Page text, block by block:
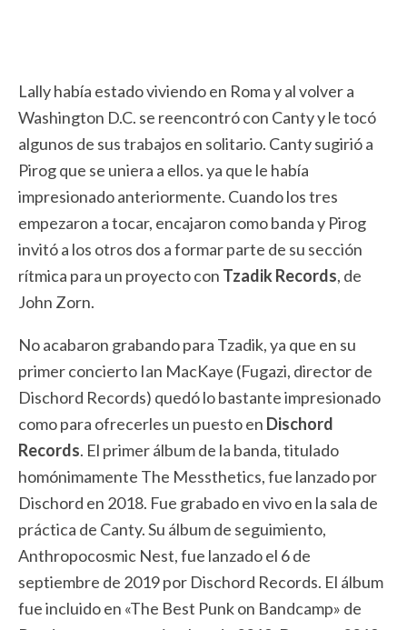
Lally había estado viviendo en Roma y al volver a
Washington D.C. se reencontró con Canty y le tocó
algunos de sus trabajos en solitario. Canty sugirió a
Pirog que se uniera a ellos. ya que le había
impresionado anteriormente. Cuando los tres
empezaron a tocar, encajaron como banda y Pirog
invitó a los otros dos a formar parte de su sección
rítmica para un proyecto con Tzadik Records, de
John Zorn.
No acabaron grabando para Tzadik, ya que en su
primer concierto Ian MacKaye (Fugazi, director de
Dischord Records) quedó lo bastante impresionado
como para ofrecerles un puesto en Dischord
Records. El primer álbum de la banda, titulado
homónimamente The Messthetics, fue lanzado por
Dischord en 2018. Fue grabado en vivo en la sala de
práctica de Canty. Su álbum de seguimiento,
Anthropocosmic Nest, fue lanzado el 6 de
septiembre de 2019 por Dischord Records. El álbum
fue incluido en «The Best Punk on Bandcamp» de